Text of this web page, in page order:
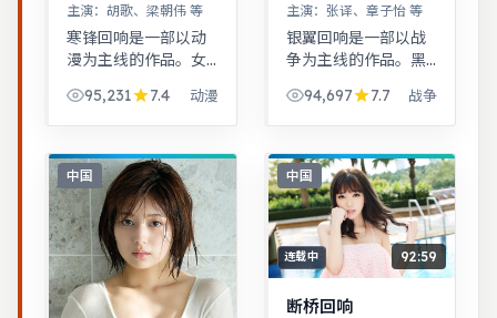
主演： 胡歌、梁朝伟 等
寒锋回响是一部以动
漫为主线的作品。女
庭平衡议题，台词犀
利，共鸣感强。武侠
动作设计利落，意境
悠远。
95,231 7.4 动漫
主演： 张译、章子怡 等
银翼回响是一部以战
争为主线的作品。黑
言，荒诞中见真实。
都市男女在误会与试
交织的成长故事。
94,697 7.7 战争
中国 中国
连载中 92:59
断桥回响